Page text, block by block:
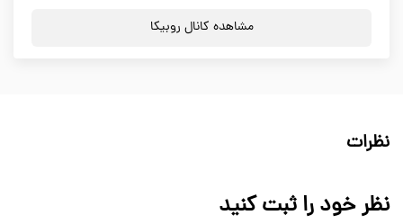
مشاهده کانال روبیکا
نظرات
نظر خود را ثبت کنید